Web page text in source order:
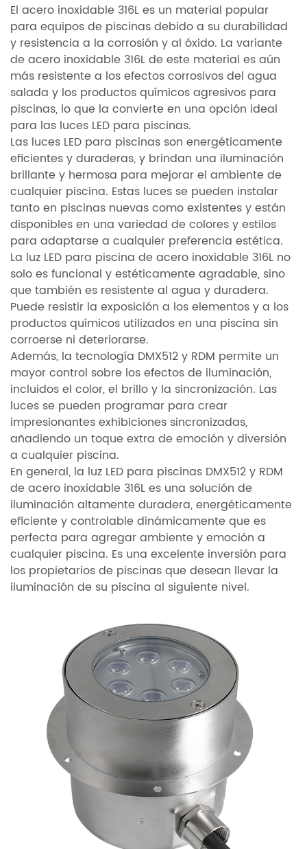
El acero inoxidable 316L es un material popular
para equipos de piscinas debido a su durabilidad
y resistencia a la corrosión y al óxido. La variante
de acero inoxidable 316L de este material es aún
más resistente a los efectos corrosivos del agua
salada y los productos químicos agresivos para
piscinas, lo que la convierte en una opción ideal
para las luces LED para piscinas.
Las luces LED para piscinas son energéticamente
eficientes y duraderas, y brindan una iluminación
brillante y hermosa para mejorar el ambiente de
cualquier piscina. Estas luces se pueden instalar
tanto en piscinas nuevas como existentes y están
disponibles en una variedad de colores y estilos
para adaptarse a cualquier preferencia estética.
La luz LED para piscina de acero inoxidable 316L no
solo es funcional y estéticamente agradable, sino
que también es resistente al agua y duradera.
Puede resistir la exposición a los elementos y a los
productos químicos utilizados en una piscina sin
corroerse ni deteriorarse.
Además, la tecnología DMX512 y RDM permite un
mayor control sobre los efectos de iluminación,
incluidos el color, el brillo y la sincronización. Las
luces se pueden programar para crear
impresionantes exhibiciones sincronizadas,
añadiendo un toque extra de emoción y diversión
a cualquier piscina.
En general, la luz LED para piscinas DMX512 y RDM
de acero inoxidable 316L es una solución de
iluminación altamente duradera, energéticamente
eficiente y controlable dinámicamente que es
perfecta para agregar ambiente y emoción a
cualquier piscina. Es una excelente inversión para
los propietarios de piscinas que desean llevar la
iluminación de su piscina al siguiente nivel.